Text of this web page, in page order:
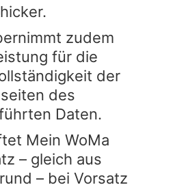
zudem
für die
der
des
Daten.
Mein WoMa
– gleich aus
– bei Vorsatz